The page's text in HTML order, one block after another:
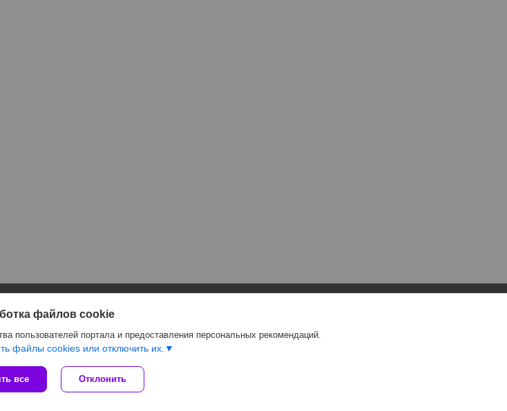
на платформе Deal.by
обработки файлов cookies
файлов cookie
пользователей портала и предоставления персональных рекомендаций.
файлы cookies или отключить их.
все Отклонить
GIFTLUX |
Select Language ▼